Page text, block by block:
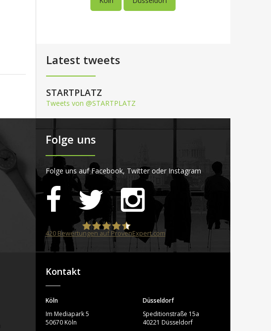
Latest tweets
STARTPLATZ
Tweets von @STARTPLATZ
Folge uns
Folge uns auf Facebook, Twitter oder Instagram
STARTPLATZ
420Bewertungen auf ProvenExpert.com
Kontakt
Köln
Im Mediapark 5
50670 Köln
Düsseldorf
Speditionstraße 15a
40221 Düsseldorf